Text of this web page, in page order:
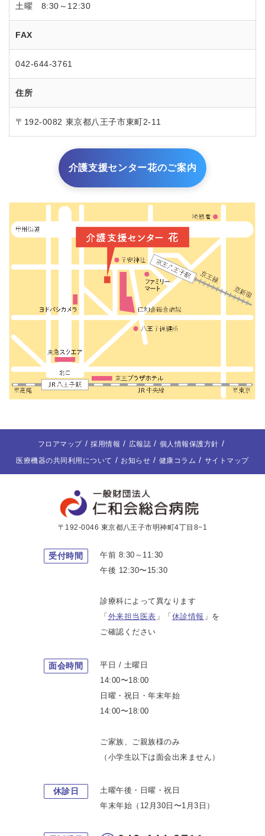
土曜 8:30～12:30
FAX
042-644-3761
住所
〒192-0082 東京都八王子市東町2-11
介護支援センター花のご案内
フロアマップ 採用情報 広報誌
個人情報保護方針
医療機器の共同利用について
お知らせ 健康コラム サイトマップ
〒192-0046 東京都八王子市明神町4丁目8−1
受付時間
午前 8:30～11:30
午後 12:30〜15:30
診療科によって異なります
「 外来担当医表 」「 休診情報 」を
ご確認ください
面会時間
平日 / 土曜日
14:00〜18:00
日曜・祝日・年末年始
14:00〜18:00
ご家族、ご親族様のみ
（小学生以下は面会出来ません）
休診日
土曜午後・日曜・祝日
年末年始（12月30日〜1月3日）